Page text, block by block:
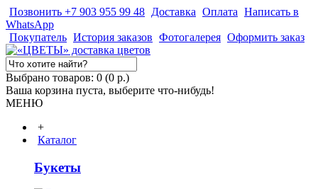
Позвонить +7 903 955 99 48 Доставка Оплата Написать в
WhatsApp
Покупатель История заказов Фотогалерея Оформить заказ
Выбрано товаров: 0 (0 р.)
Ваша корзина пуста, выберите что-нибудь!
МЕНЮ
+
Каталог
Букеты